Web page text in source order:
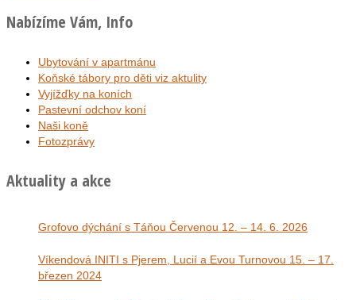
Nabízíme Vám, Info
Ubytování v apartmánu
Koňské tábory pro děti viz aktulity
Vyjížďky na koních
Pastevní odchov koní
Naši koně
Fotozprávy
Aktuality a akce
Grofovo dýchání s Táňou Červenou 12. – 14. 6. 2026
Víkendová INITI s Pjerem, Lucií a Evou Turnovou 15. – 17.
březen 2024